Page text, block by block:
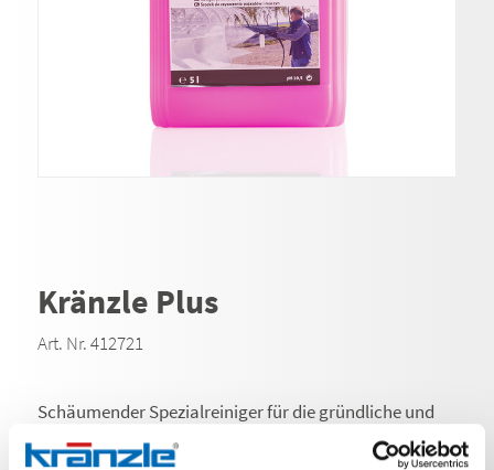
Kränzle Plus
Art. Nr. 412721
Schäumender Spezialreiniger für die gründliche und
• Zur Entfernung von starken Verschmutzungen wie